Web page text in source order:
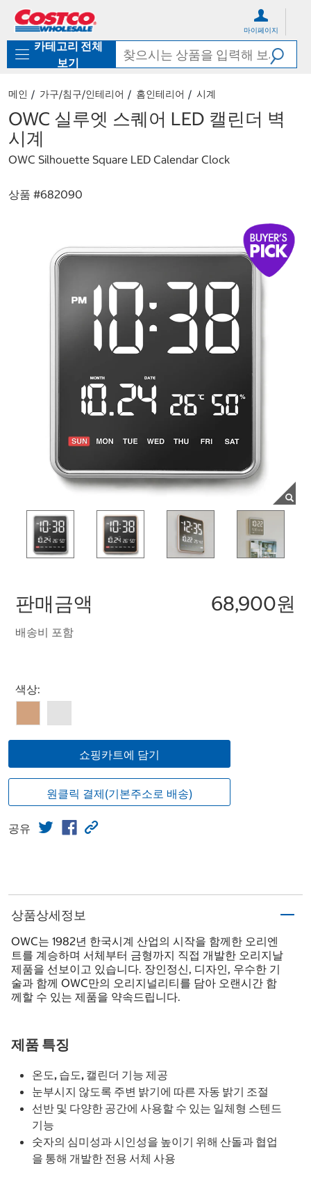
로
기
가
마이페이지
카테고리 전체
보기
메인 가구/침구/인테리어 홈인테리어 시계
OWC 실루엣 스퀘어 LED 캘린더 벽
시계
OWC Silhouette Square LED Calendar Clock
상품 #682090
판매금액 68,900원
배송비 포함
Select product
색상:
쇼핑카트에 담기
원클릭 결제(기본주소로 배송)
공유
상품상세정보
OWC는 1982년 한국시계 산업의 시작을 함께한 오리엔
트를 계승하며 서체부터 금형까지 직접 개발한 오리지날
제품을 선보이고 있습니다. 장인정신, 디자인, 우수한 기
술과 함께 OWC만의 오리지널리티를 담아 오랜시간 함
께할 수 있는 제품을 약속드립니다.
제품 특징
온도, 습도, 캘린더 기능 제공
눈부시지 않도록 주변 밝기에 따른 자동 밝기 조절
선반 및 다양한 공간에 사용할 수 있는 일체형 스텐드
기능
숫자의 심미성과 시인성을 높이기 위해 산돌과 협업
을 통해 개발한 전용 서체 사용